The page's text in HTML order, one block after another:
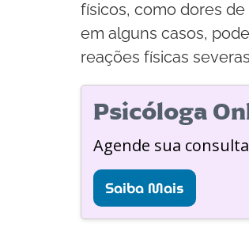
físicos, como dores
em alguns casos,
reações físicas
Psicóloga
Agende sua
Saiba Mais